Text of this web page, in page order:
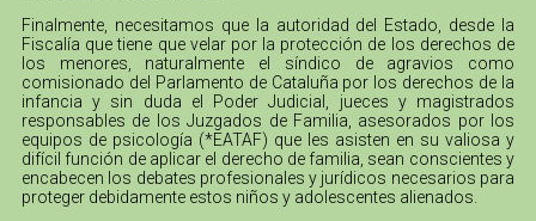
Finalmente, necesitamos que la autoridad del Estado, desde la
Fiscalía que tiene que velar por la protección de los derechos de
los menores, naturalmente el síndico de agravios como
comisionado del Parlamento de Cataluña por los derechos de la
infancia y sin duda el Poder Judicial, jueces y magistrados
responsables de los Juzgados de Familia, asesorados por los
equipos de psicología (*EATAF) que les asisten en su valiosa y
difícil función de aplicar el derecho de familia, sean conscientes y
encabecen los debates profesionales y jurídicos necesarios para
proteger debidamente estos niños y adolescentes alienados.